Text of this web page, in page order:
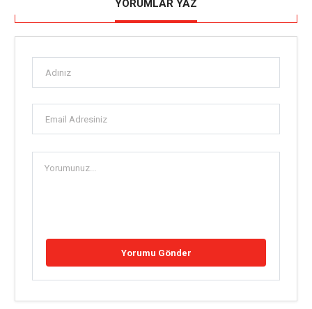
YORUMLAR YAZ